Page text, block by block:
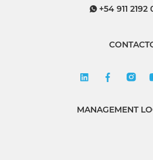
+54 911 2192
MANAGEMENT